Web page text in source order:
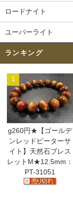
ロードナイト
ユーパーライト
ランキング
1
g260円★【ゴールデ
ンレッドピーターサ
イト】天然石ブレス
レットM★12.5mm：
PT-31051